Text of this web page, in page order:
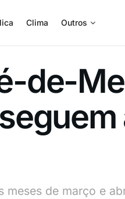
Clima Outros
de-
meses de março e